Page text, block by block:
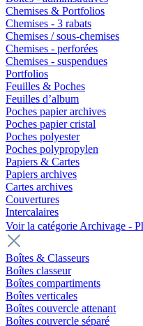
Chemises & Portfolios
Chemises - 3 rabats
Chemises / sous-chemises
Chemises - perforées
Chemises - suspendues
Portfolios
Feuilles & Poches
Feuilles d’album
Poches papier archives
Poches papier cristal
Poches polyester
Poches polypropylen
Papiers & Cartes
Papiers archives
Cartes archives
Couvertures
Intercalaires
Voir la catégorie Archivage -
Boîtes & Classeurs
Boîtes classeur
Boîtes compartiments
Boîtes verticales
Boîtes couvercle attenant
Boîtes couvercle séparé